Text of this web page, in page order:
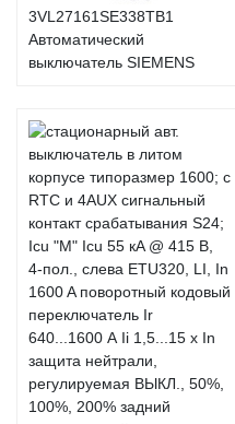
3VL27161SE338TB1
Автоматический
выключатель SIEMENS